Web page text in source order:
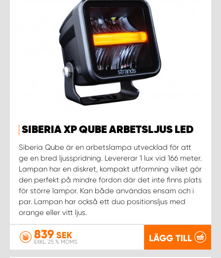
SIBERIA XP QUBE ARBETSLJUS LED
Siberia Qube är en arbetslampa utvecklad för att
ge en bred ljusspridning. Levererar 1 lux vid 166 meter.
Lampan har en diskret, kompakt utformning vilket gör
den perfekt på mindre fordon där det inte finns plats
för större lampor. Kan både användas ensam och i
par. Lampan har också ett duo positionsljus med
orange eller vitt ljus.
839 SEK
EXKL. 25 % MOMS LÄGG TILL